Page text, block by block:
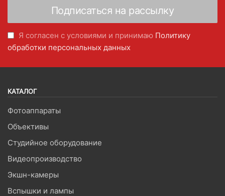
Я согласен с условиями и принимаю Политику
обработки персональных данных
КАТАЛОГ
Фотоаппараты
Объективы
Студийное оборудование
Видеопроизводство
Экшн-камеры
Вспышки и лампы